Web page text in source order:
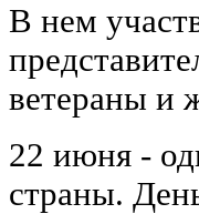
В нем
ветераны и
22 июня -
страны.